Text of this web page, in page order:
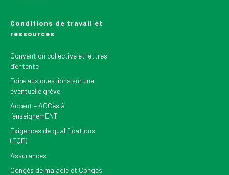
Conditions de travail et
ressources
Convention collective et lettres
d’entente
Foire aux questions sur une
éventuelle grève
Accent – ACCès à
l’enseignemENT
Exigences de qualifications
(EQE)
Assurances
Congés de maladie et Congés